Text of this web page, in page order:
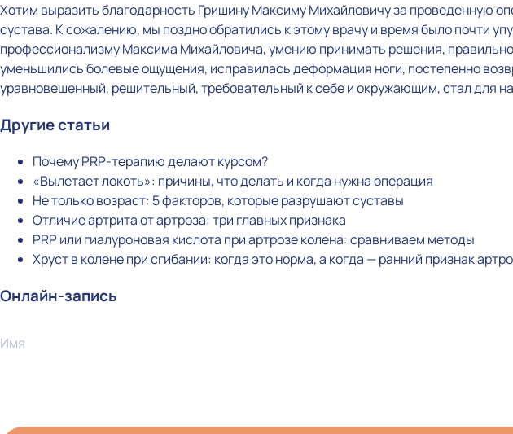
Хотим выразить благодарность Гришину Максиму Михайловичу за проведенную
сустава. К сожалению, мы поздно обратились к этому врачу и время было почти
профессионализму Максима Михайловича, умению принимать решения,
уменьшились болевые ощущения, исправилась деформация ноги, постепенно
уравновешенный, решительный, требовательный к себе и окружающим, стал для
Другие статьи
Почему PRP-терапию делают курсом?
«Вылетает локоть»: причины, что делать и когда нужна операция
Не только возраст: 5 факторов, которые разрушают суставы
Отличие артрита от артроза: три главных признака
PRP или гиалуроновая кислота при артрозе колена: сравниваем методы
Хруст в колене при сгибании: когда это норма, а когда — ранний признак
Онлайн-запись
Имя